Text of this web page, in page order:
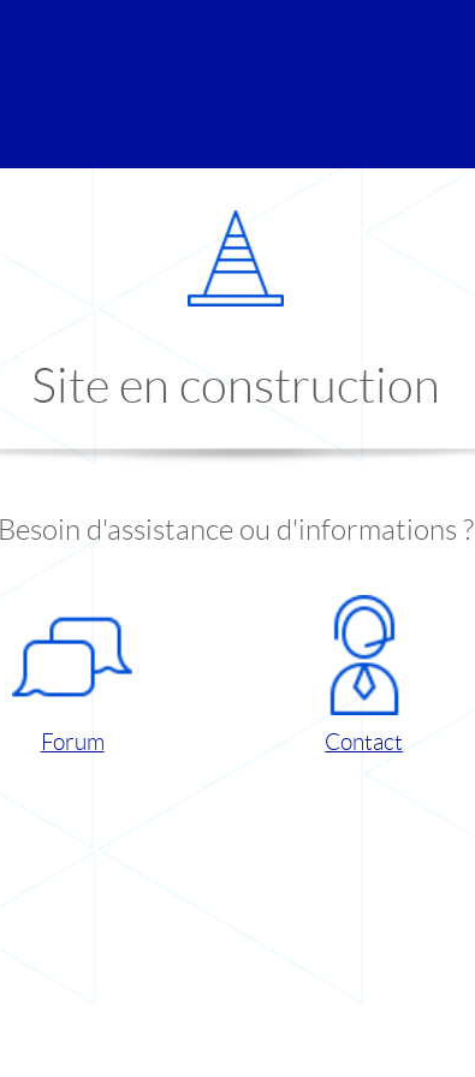
Site en construction
Besoin d'assistance ou d'informations ?
Forum Contact